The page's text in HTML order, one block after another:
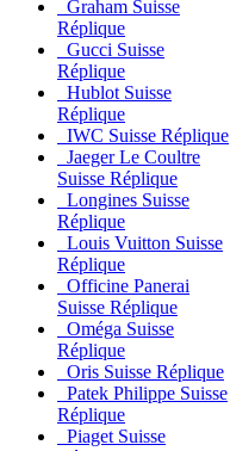
Graham Suisse
Réplique
Gucci Suisse
Réplique
Hublot Suisse
Réplique
IWC Suisse Réplique
Jaeger Le Coultre
Suisse Réplique
Longines Suisse
Réplique
Louis Vuitton Suisse
Réplique
Officine Panerai
Suisse Réplique
Oméga Suisse
Réplique
Oris Suisse Réplique
Patek Philippe Suisse
Réplique
Piaget Suisse